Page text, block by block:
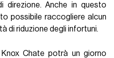
direzione. Anche in questo
possibile raccogliere alcun
di riduzione degli infortuni.
Chate potrà un giorno